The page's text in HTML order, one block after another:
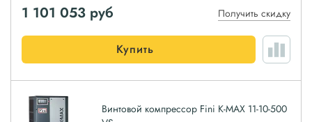
1 101 053 руб Получить скидку
Купить
Винтовой компрессор Fini K-MAX 11-10-500